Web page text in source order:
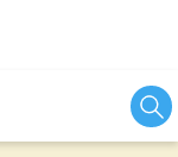
服務，並有助於為
您同意我們的